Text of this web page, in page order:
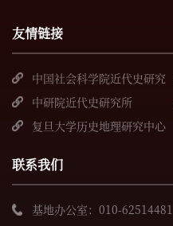
友情链接
中国社会科学院近代史研究
所
中研院近代史研究所
复旦大学历史地理研究中心
联系我们
基地办公室：010-62514481